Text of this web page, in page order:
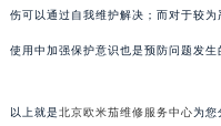
伤可以通过自我维护解决；而对于较
使用中加强保护意识也是预防问题发生
以上就是北京欧米茄维修服务中心为您